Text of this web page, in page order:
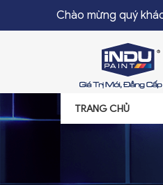
TRANG CHỦ
Chào mừng quý
TRANG CHỦ